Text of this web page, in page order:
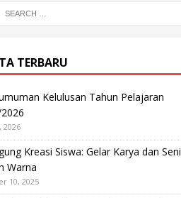
TERBARU
Kelulusan Tahun Pelajaran
2026
Kreasi Siswa: Gelar Karya dan Seni
Warna
10, 2025